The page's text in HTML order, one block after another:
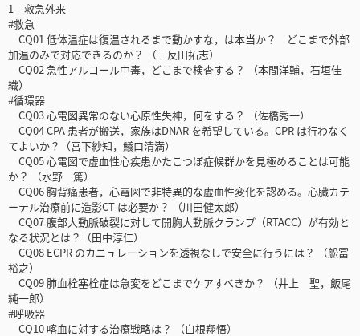
1 救急外来
#救急
CQ01 低体温症は復温されるまで動かすな，は本当か？ どこまで外部
加温のみで対応できるのか？ （三反田拓志）
CQ02 急性アルコール中毒，どこまで検査する？ （本間洋輔，石垣佳
織）
#循環器
CQ03 心電図異常のない心原性失神，何をする？ （佐橋秀一）
CQ04 CPA 患者が搬送，家族はDNAR を希望している。CPR は行わなく
てよいか？（宮下紗知，鱶口清満）
CQ05 心電図で虚血性心疾患かたこつぼ症候群かを見極めることは可能
か？ （水野 篤）
CQ06 胸背痛患者，心電図で非特異的な虚血性変化を認める。心臓カテ
ーテル治療前に造影CT は必要か？ （川田健太郎）
CQ07 腹部大動脈破裂に対して開胸大動脈クランプ（RTACC）が有効と
なる状況とは？（田中淳仁）
CQ08 ECPR のカニュレーションを透視なしで安全に行うには？ （舩冨
裕之）
CQ09 肺血栓塞栓症は急変をどこまでケアすべきか？ （井上 聖，飯尾
純一郎）
#呼吸器
CQ10 喀血に対する治療戦略は？ （白根翔悟）